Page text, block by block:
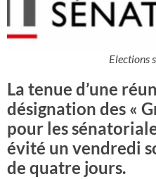
Elections
La tenue d’une
désignation des «
pour les
évité un vendredi
de quatre jours.